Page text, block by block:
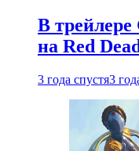
В
на Red
3 года спустя3